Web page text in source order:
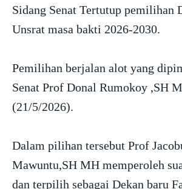
Sidang Senat Tertutup pemilihan
Unsrat masa bakti 2026-2030.
Pemilihan berjalan alot yang
Senat Prof Donal Rumokoy ,SH
(21/5/2026).
Dalam pilihan tersebut Prof
Mawuntu,SH MH memperoleh
dan terpilih sebagai Dekan baru